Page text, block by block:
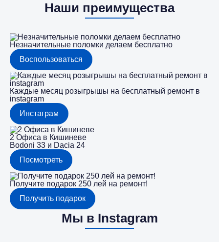
Наши преимущества
Незначительные поломки делаем бесплатно
Воспользоваться
Каждые месяц розыгрышы на бесплатный ремонт в
instagram
Инстаграм
2 Офиса в Кишиневе
Bodoni 33 и Dacia 24
Посмотреть
Получите подарок 250 лей на ремонт!
Получить подарок
Мы в Instagram